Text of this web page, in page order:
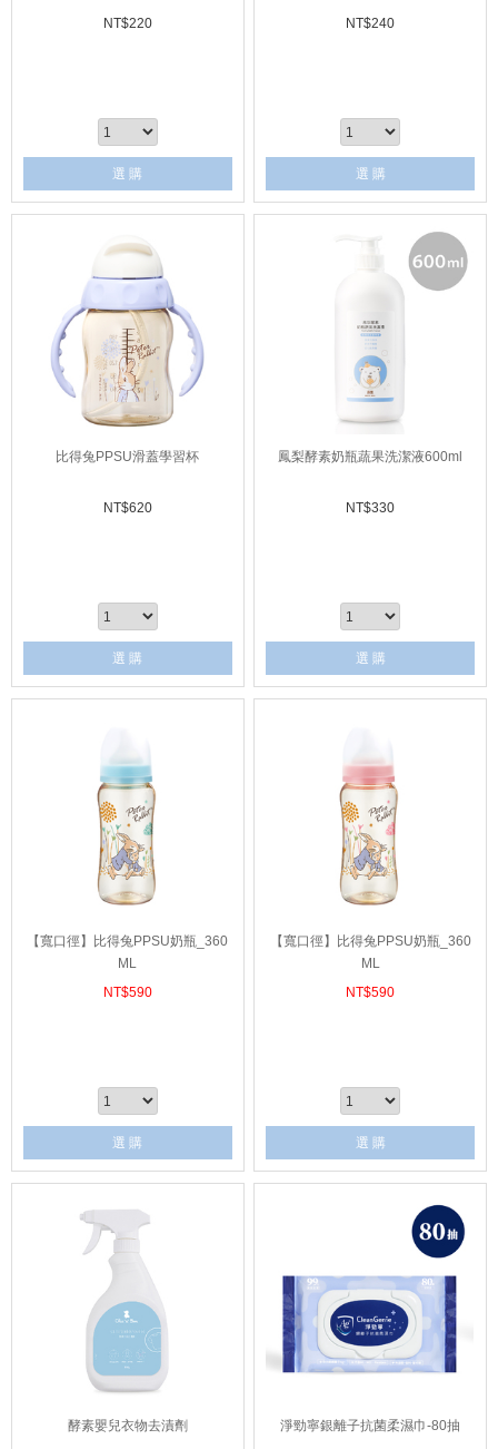
NT$220
選 購
NT$240
選 購
比得兔PPSU滑蓋學習杯
NT$620
選 購
鳳梨酵素奶瓶蔬果洗潔液600ml
NT$330
選 購
【寬口徑】比得兔PPSU奶瓶_360
ML
NT$590
選 購
【寬口徑】比得兔PPSU奶瓶_360
ML
NT$590
選 購
酵素嬰兒衣物去漬劑 淨勁寧銀離子抗菌柔濕巾-80抽